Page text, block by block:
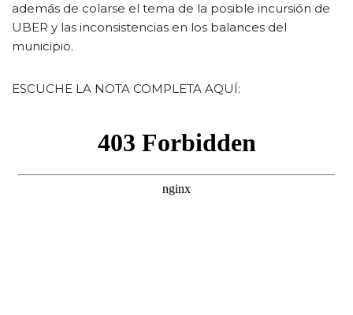
además de colarse el tema de la posible incursión de
UBER y las inconsistencias en los balances del
municipio.
ESCUCHE LA NOTA COMPLETA AQUÍ: